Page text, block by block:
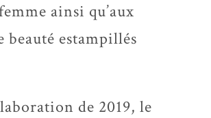
ainsi qu’aux
beauté estampillés
de 2019, le